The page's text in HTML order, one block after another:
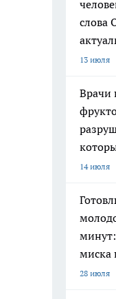
слова
13 июля
Врачи
14 июля
миска
28 июля